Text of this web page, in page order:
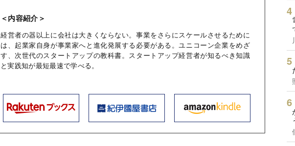
＜内容紹介＞
経営者の器以上に会社は大きくならない。事業をさらにスケールさせるために
は、起業家自身が事業家へと進化発展する必要がある。ユニコーン企業をめざ
す、次世代のスタートアップの教科書。スタートアップ経営者が知るべき知識
と実践知が最短最速で学べる。